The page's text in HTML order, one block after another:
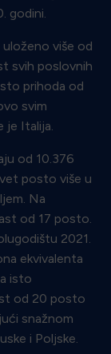
godini.
više od
svih poslovnih
prihoda od
svim
je Italija.
od 10.376
posto više u
Na
od 17 posto.
2021.
ekvivalenta
isto
od 20 posto
snažnom
i Poljske.